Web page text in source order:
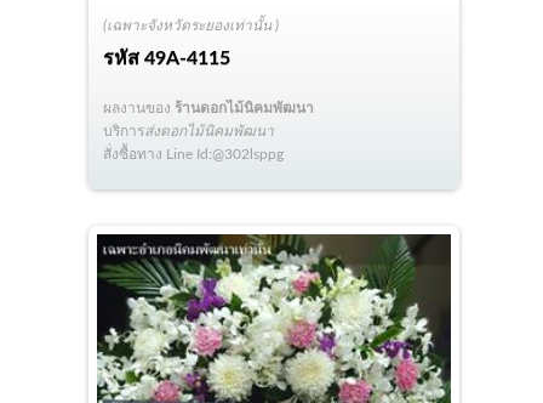
(เฉพาะจังหวัดระยองเท่านั้น )
รหัส49A-4115
ผลงานของ ร้านดอกไม้นิคมพัฒนา
บริการส่งดอกไม้นิคมพัฒนา
สั่งซื้อทาง Line Id:@302lsppg